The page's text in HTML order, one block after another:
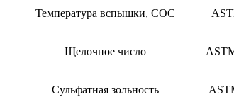
Температура вспышки, COC
Щелочное число
Сульфатная зольность